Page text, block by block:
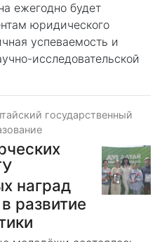
ежегодно будет
юридического
успеваемость и
исследовательской
государственный
наград
развитие